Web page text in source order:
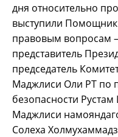
дня относительно
выступили Помощник
правовым
представитель
председатель
Маджлиси Оли РТ по
безопасности
Маджлиси
Солеха